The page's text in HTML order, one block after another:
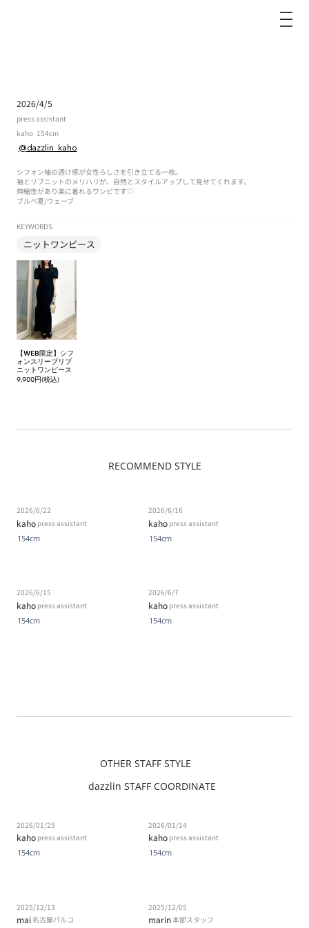
2026/4/5
press assistant
kaho 154cm
@dazzlin_kaho
ブルべ夏/ウェーブ
シフォン袖の透け感が女性らしさを引き立てる一枚。
袖とリブニットのメリハリが、自然とスタイルアップして見せてくれます。
伸縮性があり楽に着れるワンピです♡
KEYWORDS
ニットワンピース
【WEB限定】シフ
ォンスリーブリブ
ニットワンピース
9,900円(税込)
RECOMMEND STYLE
kaho press assistant
2026/6/22
154cm
kaho press assistant
2026/6/16
154cm
kaho press assistant
2026/6/15
154cm
kaho press assistant
2026/6/7
154cm
OTHER STAFF STYLE
dazzlin STAFF COORDINATE
kaho press assistant
2026/01/25
154cm
kaho press assistant
2026/01/14
154cm
mai名古屋パルコ
2025/12/13
marin本部スタッフ
2025/12/05